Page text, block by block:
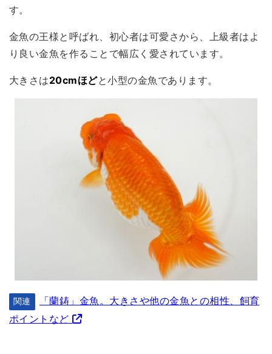
す。
金魚の王様と呼ばれ、初心者は可愛さから、上級者はよ
り良い金魚を作ることで幅広く愛されています。
大きさは20cmほどと小型の金魚であります。
関連
「蘭鋳」金魚。大きさや他の金魚との相性、飼育
ポイントなど